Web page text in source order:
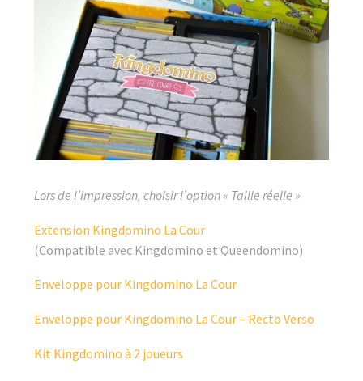
Lors de l’impression, choisir l’option « Taille réelle »
Extension Kingdomino La Cour
(Compatible avec Kingdomino et Queendomino)
Enveloppe pour Kingdomino La Cour
Enveloppe pour Kingdomino La Cour – Recto Verso
Kit Kingdomino à 2 joueurs